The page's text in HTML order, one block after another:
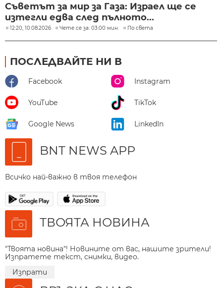
Съветът за мир за Газа: Израел ще се
изтегли едва след пълното...
12:20, 10.08.2026 Чете се за: 03:00 мин. По света
ПОСЛЕДВАЙТЕ НИ В
Facebook Instagram
YouTube TikTok
Google News LinkedIn
BNT NEWS APP
Всичко най-важно в твоя телефон
ТВОЯТА НОВИНА
"Твоята новина"! Новините от вас, нашите зрители!
Изпратете текст, снимки, видео.
Изпрати